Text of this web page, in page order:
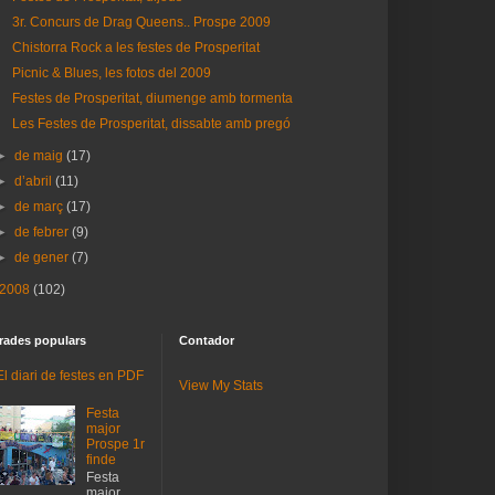
3r. Concurs de Drag Queens.. Prospe 2009
Chistorra Rock a les festes de Prosperitat
Picnic & Blues, les fotos del 2009
Festes de Prosperitat, diumenge amb tormenta
Les Festes de Prosperitat, dissabte amb pregó
de maig(17)
d’abril(11)
de març(17)
de febrer(9)
de gener(7)
2008 (102)
populars
diari de festes en PDF
Festa
major
Prospe 1r
finde
Festa
Contador
View My Stats